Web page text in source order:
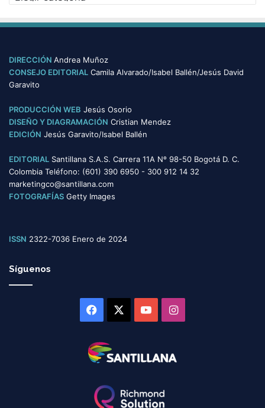
a
e
o
r
s
DIRECCIÓN Andrea Muñoz
CONSEJO EDITORIAL Camila Alvarado/Isabel Ballén/Jesús David
Garavito
PRODUCCIÓN WEB Jesús Osorio
DISEÑO Y DIAGRAMACIÓN Cristian Mendez
EDICIÓN Jesús Garavito/Isabel Ballén
EDITORIAL Santillana S.A.S. Carrera 11A Nº 98-50 Bogotá D. C.
Colombia Teléfono: (601) 390 6950 - 300 912 14 32
marketingco@santillana.com
FOTOGRAFÍAS Getty Images
ISSN 2322-7036 Enero de 2024
Síguenos
Facebook YouTubeInstagram